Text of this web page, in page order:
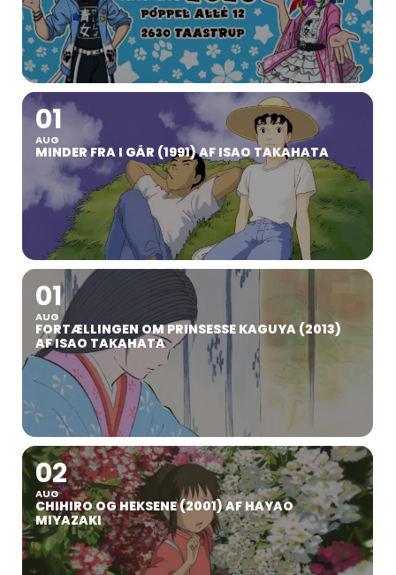
01
AUG
MINDER FRA I GÅR (1991) AF ISAO TAKAHATA
01
AUG
FORTÆLLINGEN OM PRINSESSE KAGUYA (2013)
AF ISAO TAKAHATA
02
AUG
CHIHIRO OG HEKSENE (2001) AF HAYAO
MIYAZAKI